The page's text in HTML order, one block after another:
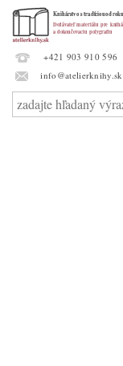
+421 903 910 596
info@atelierknihy.sk